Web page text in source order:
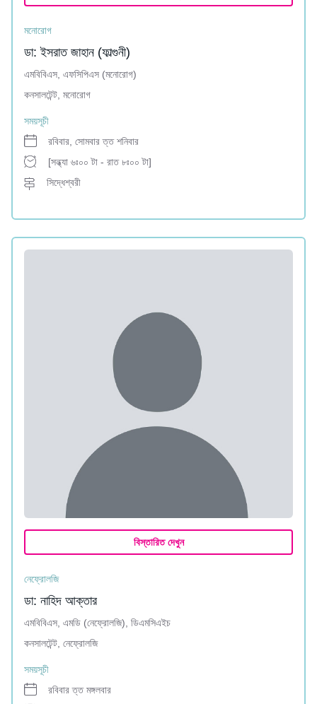
মনোরোগ
ডা: ইসরাত জাহান (ফাল্গুনী)
এমবিবিএস, এফসিপিএস (মনোরোগ)
কনসালটেন্ট, মনোরোগ
সময়সূচী
রবিবার, সোমবার ত্ত শনিবার
[সন্ধ্যা ৬ঃ০০ টা - রাত ৮ঃ০০ টা]
সিদ্ধেশ্বরী
বিস্তারিত দেখুন
নেফ্রোলজি
ডা: নাহিদ আক্তার
এমবিবিএস, এমডি (নেফ্রোলজি), ডিএমসিএইচ
কনসালটেন্ট, নেফ্রোলজি
সময়সূচী
রবিবার ত্ত মঙ্গলবার